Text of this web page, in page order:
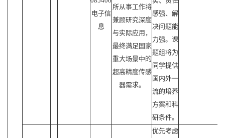
电子信
息
所从事工作将
兼顾研究深度
与实际应用，
最终满足国家
重大场景中的
超高精度传感
器需求。
感强、解
决问题能
力强。课
题组将为
同学提供
国内外一
流的培养
方案和科
研条件。
优先考虑